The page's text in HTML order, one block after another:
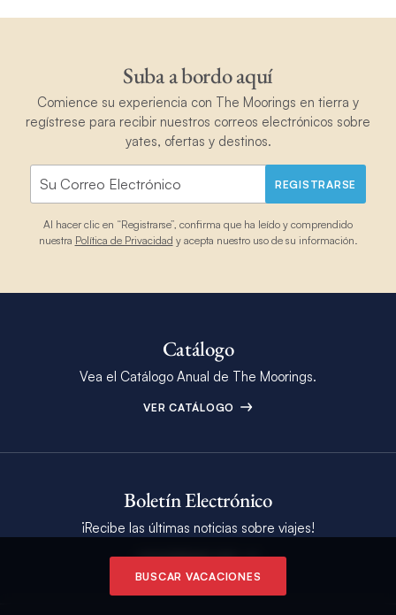
Suba a bordo aquí
Comience su experiencia con The Moorings en tierra y
regístrese para recibir nuestros correos electrónicos sobre
yates, ofertas y destinos.
REGISTRARSE
Al hacer clic en “Registrarse”, confirma que ha leído y comprendido
nuestra Política de Privacidad y acepta nuestro uso de su información.
BUSCAR VACACIONES
Catálogo
Vea el Catálogo Anual de The Moorings.
VER CATÁLOGO
Boletín Electrónico
¡Recibe las últimas noticias sobre viajes!
SUSCRÍBASE HOY